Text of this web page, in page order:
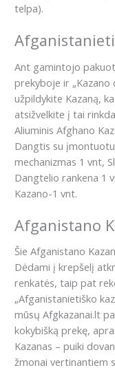
telpa).
Ant gamintojo
prekyboje ir „Kazano
užpildykite Kazaną,
atsižvelkite į tai
Aliuminis Afghano
Dangtis su
mechanizmas 1 vnt,
Dangtelio rankena 1
Kazano-1 vnt.
Afganistano
Šie Afganistano
Dėdami į krepšelį
renkatės, taip pat
„Afganistanietiško
mūsų Afgkazanai.lt
kokybišką prekę,
Kazanas – puiki
žmonai vertinantiem